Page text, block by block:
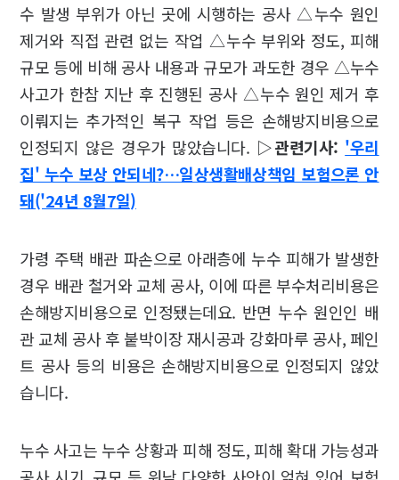
수 발생 부위가 아닌 곳에 시행하는 공사 △누수 원인
제거와 직접 관련 없는 작업 △누수 부위와 정도, 피해
규모 등에 비해 공사 내용과 규모가 과도한 경우 △누수
사고가 한참 지난 후 진행된 공사 △누수 원인 제거 후
이뤄지는 추가적인 복구 작업 등은 손해방지비용으로
인정되지 않은 경우가 많았습니다. ▷관련기사: '우리
집' 누수 보상 안되네?…일상생활배상책임 보험으론 안
돼('24년 8월7일)
가령 주택 배관 파손으로 아래층에 누수 피해가 발생한
경우 배관 철거와 교체 공사, 이에 따른 부수처리비용은
손해방지비용으로 인정됐는데요. 반면 누수 원인인 배
관 교체 공사 후 붙박이장 재시공과 강화마루 공사, 페인
트 공사 등의 비용은 손해방지비용으로 인정되지 않았
습니다.
누수 사고는 누수 상황과 피해 정도, 피해 확대 가능성과